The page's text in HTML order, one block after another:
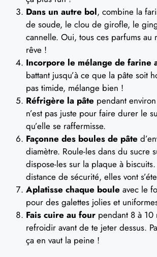
Dans un autre bol, combine la
de soude, le clou de girofle, le
cannelle. Oui, tous ces parfums au
rêve !
Incorpore le mélange de farine
battant jusqu’à ce que la pâte soit
pas timide, mélange bien !
Réfrigère la pâte pendant
n’est pas juste pour faire durer le
qu’elle se raffermisse.
Façonne des boules de pâte
diamètre. Roule-les dans du sucre
dispose-les sur la plaque à
distance de sécurité, elles vont
Aplatisse chaque boule avec le
pour des galettes jolies et
Fais cuire au four pendant 8 à 10
refroidir avant de te jeter dessus.
ça en vaut la peine !